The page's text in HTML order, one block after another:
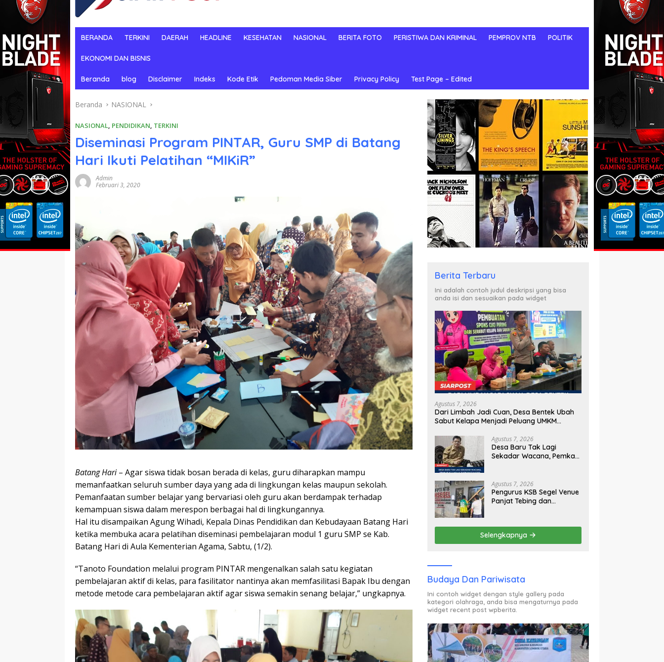
BERANDA TERKINI DAERAH HEADLINE KESEHATAN NASIONAL BERITA FOTO PERISTIWA DAN KRIMINAL PEMPROV NTB POLITIK
EKONOMI DAN BISNIS
Beranda blog Disclaimer Indeks Kode Etik Pedoman Media Siber Privacy Policy Test Page – Edited
Beranda NASIONAL
NASIONAL, PENDIDIKAN, TERKINI
Diseminasi Program PINTAR, Guru SMP di Batang
Hari Ikuti Pelatihan “MIKiR”
Admin
Februari 3, 2020
Batang Hari– Agar siswa tidak bosan berada di kelas, guru diharapkan mampu
memanfaatkan seluruh sumber daya yang ada di lingkungan kelas maupun sekolah.
Pemanfaatan sumber belajar yang bervariasi oleh guru akan berdampak terhadap
kemampuan siswa dalam merespon berbagai hal di lingkungannya.
Hal itu disampaikan Agung Wihadi, Kepala Dinas Pendidikan dan Kebudayaan Batang Hari
ketika membuka acara pelatihan diseminasi pembelajaran modul 1 guru SMP se Kab.
Batang Hari di Aula Kementerian Agama, Sabtu, (1/2).
“Tanoto Foundation melalui program PINTAR mengenalkan salah satu kegiatan
pembelajaran aktif di kelas, para fasilitator nantinya akan memfasilitasi Bapak Ibu dengan
metode metode cara pembelajaran aktif agar siswa semakin senang belajar,” ungkapnya.
Berita Terbaru
Ini adalah contoh judul deskripsi yang bisa
anda isi dan sesuaikan pada widget
Agustus 7, 2026
Dari Limbah Jadi Cuan, Desa Bentek Ubah
Sabut Kelapa Menjadi Peluang UMKM
Agustus 7, 2026
Desa Baru Tak Lagi
Sekadar Wacana, Pemkab
Agustus 7, 2026
Pengurus KSB Segel Venue
Panjat Tebing dan
Beralih Ke Dompu
Selengkapnya
Budaya Dan Pariwisata
Ini contoh widget dengan style gallery pada
kategori olahraga, anda bisa mengaturnya pada
widget recent post wpberita.